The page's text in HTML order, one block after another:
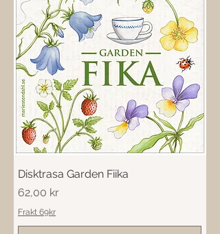
Disktrasa Garden Fiika
Pris
62,00 kr
Frakt 69kr